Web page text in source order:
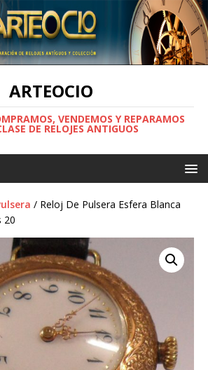
ARTEOCIO
VENDEMOS Y REPARAMOS
DE RELOJES ANTIGUOS
/ Reloj De Pulsera Esfera Blanca
20